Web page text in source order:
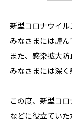
新型コロナウイ
みなさまには謹ん
また、感染拡大
みなさまには深く
この度、新型コ
などに役立ていた